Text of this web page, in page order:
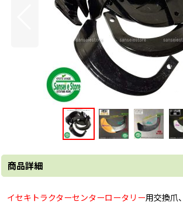
商品詳細
イセキトラクターセンターロータリー用交換爪、